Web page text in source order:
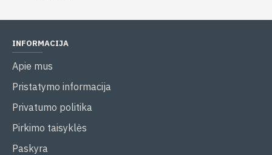
INFORMACIJA
Apie mus
Pristatymo informacija
Privatumo politika
Pirkimo taisyklės
Paskyra